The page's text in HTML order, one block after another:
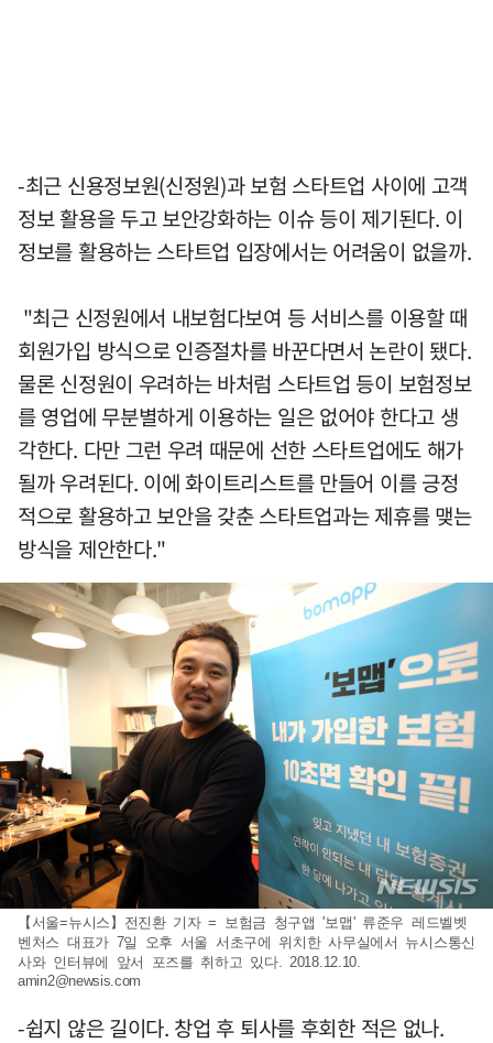
-최근 신용정보원(신정원)과 보험 스타트업 사이에 고객
정보 활용을 두고 보안강화하는 이슈 등이 제기된다. 이
정보를 활용하는 스타트업 입장에서는 어려움이 없을까.
"최근 신정원에서 내보험다보여 등 서비스를 이용할 때
회원가입 방식으로 인증절차를 바꾼다면서 논란이 됐다.
물론 신정원이 우려하는 바처럼 스타트업 등이 보험정보
를 영업에 무분별하게 이용하는 일은 없어야 한다고 생
각한다. 다만 그런 우려 때문에 선한 스타트업에도 해가
될까 우려된다. 이에 화이트리스트를 만들어 이를 긍정
적으로 활용하고 보안을 갖춘 스타트업과는 제휴를 맺는
방식을 제안한다."
【서울=뉴시스】전진환 기자 = 보험금 청구앱 '보맵' 류준우 레드벨벳
벤처스 대표가 7일 오후 서울 서초구에 위치한 사무실에서 뉴시스통신
사와 인터뷰에 앞서 포즈를 취하고 있다. 2018.12.10.
amin2@newsis.com
-쉽지 않은 길이다. 창업 후 퇴사를 후회한 적은 없나.